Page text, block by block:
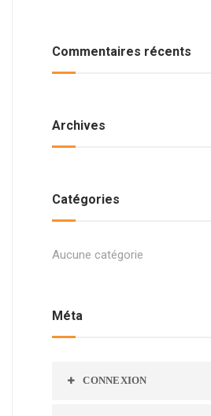
Commentaires récents
Archives
Catégories
Aucune catégorie
Méta
CONNEXION